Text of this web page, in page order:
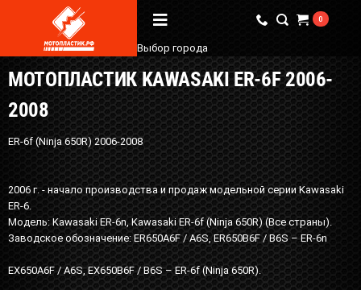
Вопрос / Ответ
Бренды
О Магазине
Мы в соцсетях
Наши контакты
+7 (924) 381-18-18
Выбор города
0
МОТОПЛАСТИК KAWASAKI ER-6F 2006-
2008
ER-6f (Ninja 650R) 2006-2008
2006 г. - начало производства и продаж модельной серии Kawasaki
ER-6.
Модель: Kawasaki ER-6n, Kawasaki ER-6f (Ninja 650R) (Все страны).
Заводское обозначение: ER650A6F / A6S, ER650B6F / B6S – ER-6n
EX650A6F / A6S, EX650B6F / B6S – ER-6f (Ninja 650R).